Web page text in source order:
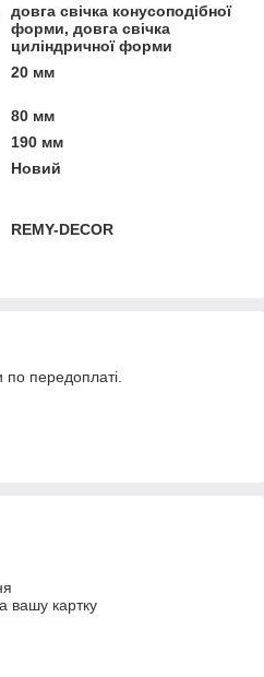
довга свічка конусоподібної
форми, довга свічка
циліндричної форми
20 мм
80 мм
190 мм
Новий
REMY-DECOR
по передоплаті.
вашу картку